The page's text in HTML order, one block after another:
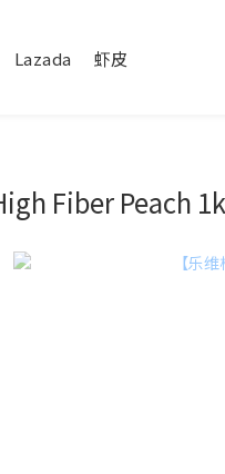
Lazada 虾皮
Fiber Peach